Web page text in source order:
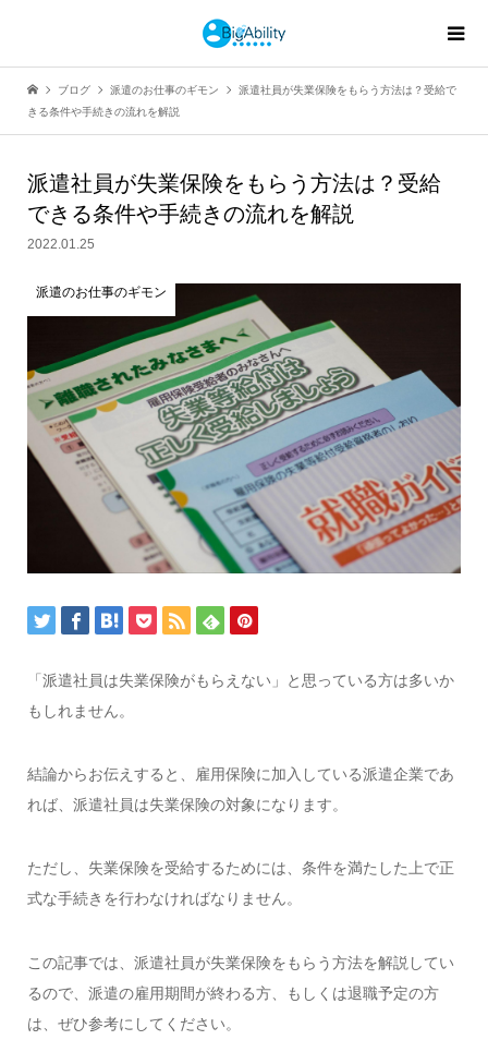
ブログ 派遣のお仕事のギモン
派遣社員が失業保険をもらう方法は？受給で
きる条件や手続きの流れを解説
派遣社員が失業保険をもらう方法は？受給
できる条件や手続きの流れを解説
2022.01.25
派遣のお仕事のギモン
「派遣社員は失業保険がもらえない」と思っている方は多いか
もしれません。
結論からお伝えすると、雇用保険に加入している派遣企業であ
れば、派遣社員は失業保険の対象になります。
ただし、失業保険を受給するためには、条件を満たした上で正
式な手続きを行わなければなりません。
この記事では、派遣社員が失業保険をもらう方法を解説してい
るので、派遣の雇用期間が終わる方、もしくは退職予定の方
は、ぜひ参考にしてください。